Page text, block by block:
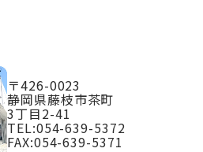
〒426-0023
静岡県藤枝市茶町
3丁目2-41
TEL:054-639-5372
FAX:054-639-5371